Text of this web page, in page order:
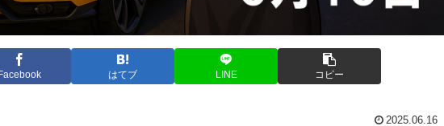
Facebook はてブ LINE コピー
2025.06.16